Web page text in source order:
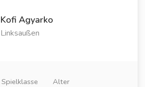
Kofi Agyarko
Linksaußen
Spielklasse
Alter